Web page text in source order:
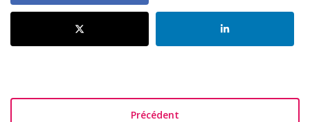
Précédent